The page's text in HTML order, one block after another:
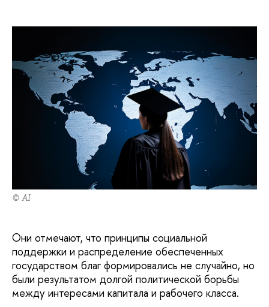
© AI
Они отмечают, что принципы социальной
поддержки и распределение обеспеченных
государством благ формировались не случайно, но
были результатом долгой политической борьбы
между интересами капитала и рабочего класса.